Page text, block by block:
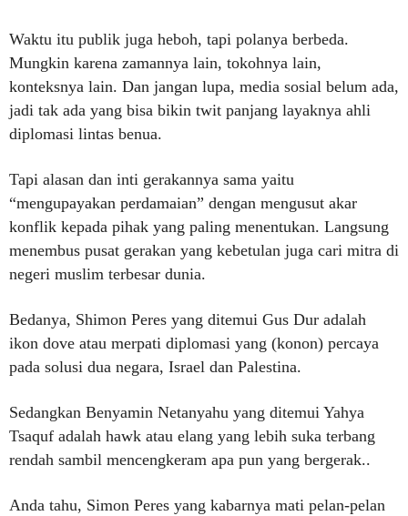
Waktu itu publik juga heboh, tapi polanya berbeda.
Mungkin karena zamannya lain, tokohnya lain,
konteksnya lain. Dan jangan lupa, media sosial belum ada,
jadi tak ada yang bisa bikin twit panjang layaknya ahli
diplomasi lintas benua.
Tapi alasan dan inti gerakannya sama yaitu
“mengupayakan perdamaian” dengan mengusut akar
konflik kepada pihak yang paling menentukan. Langsung
menembus pusat gerakan yang kebetulan juga cari mitra di
negeri muslim terbesar dunia.
Bedanya, Shimon Peres yang ditemui Gus Dur adalah
ikon dove atau merpati diplomasi yang (konon) percaya
pada solusi dua negara, Israel dan Palestina.
Sedangkan Benyamin Netanyahu yang ditemui Yahya
Tsaquf adalah hawk atau elang yang lebih suka terbang
rendah sambil mencengkeram apa pun yang bergerak..
Anda tahu, Simon Peres yang kabarnya mati pelan-pelan